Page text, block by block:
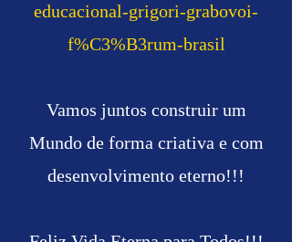
educacional-grigori-grabovoi-
f%C3%B3rum-brasil
Vamos juntos construir um
Mundo de forma criativa e com
desenvolvimento eterno!!!